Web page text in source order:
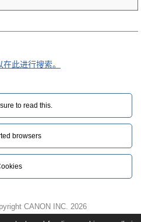
此进行搜索。
to read this.‎
browsers
CANON INC. 2026